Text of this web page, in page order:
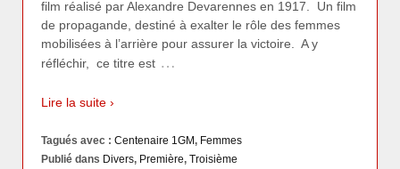
film réalisé par Alexandre Devarennes en 1917. Un film
de propagande, destiné à exalter le rôle des femmes
mobilisées à l’arrière pour assurer la victoire. A y
réfléchir, ce titre est …
Lire la suite ›
Tagués avec : Centenaire 1GM, Femmes
Publié dans Divers, Première, Troisième